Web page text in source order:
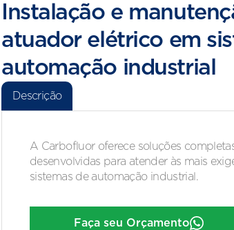
Instalação e
atuador elétrico em
automação industrial
Descrição
A Carbofluor oferece soluções
desenvolvidas para atender às mais
sistemas de automação industrial.
Faça seu Orçamento